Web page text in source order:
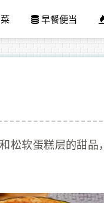
早餐便当
松软蛋糕层的甜品